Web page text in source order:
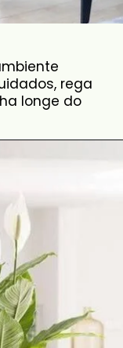
rega
longe do